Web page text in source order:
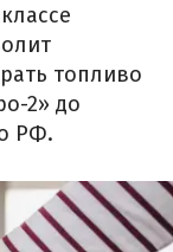
топливо
2» до
РФ.